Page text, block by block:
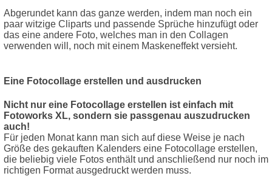
Abgerundet kann das ganze werden, indem man noch ein
paar witzige Cliparts und passende Sprüche hinzufügt oder
das eine andere Foto, welches man in den Collagen
verwenden will, noch mit einem Maskeneffekt versieht.
Eine Fotocollage erstellen und ausdrucken
Nicht nur eine Fotocollage erstellen ist einfach mit
Fotoworks XL, sondern sie passgenau auszudrucken
auch!
Für jeden Monat kann man sich auf diese Weise je nach
Größe des gekauften Kalenders eine Fotocollage erstellen,
die beliebig viele Fotos enthält und anschließend nur noch im
richtigen Format ausgedruckt werden muss.